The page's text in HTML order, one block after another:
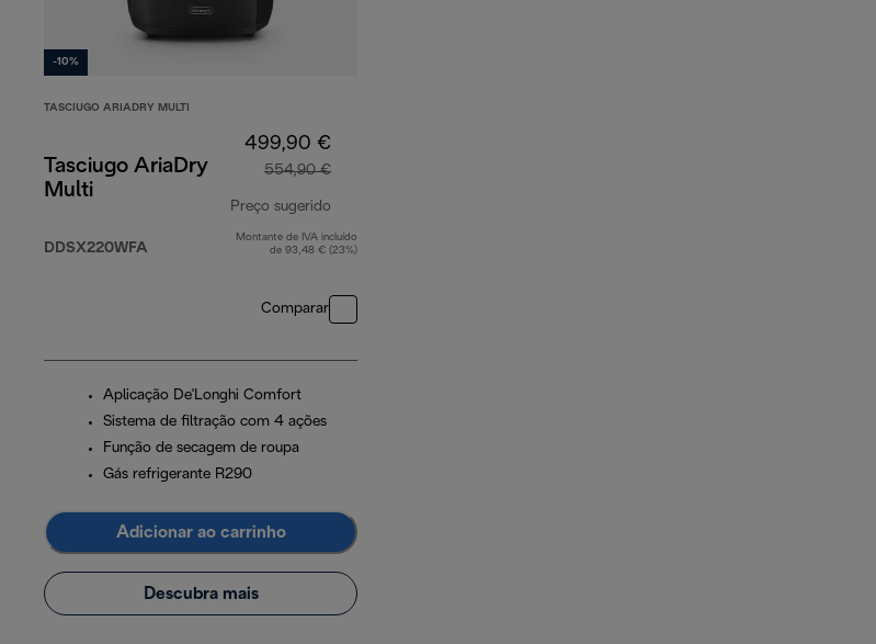
-10%
TASCIUGO ARIADRY MULTI
Tasciugo AriaDry
Multi
DDSX220WFA
499,90 €
554,90 €
Preço sugerido
preço original 554,90 €
Montante de IVA incluído
de 93,48 € (23%)
Comparar
Aplicação De'Longhi Comfort
Sistema de filtração com 4 ações
Função de secagem de roupa
Gás refrigerante R290
Adicionar ao carrinho
Descubra mais